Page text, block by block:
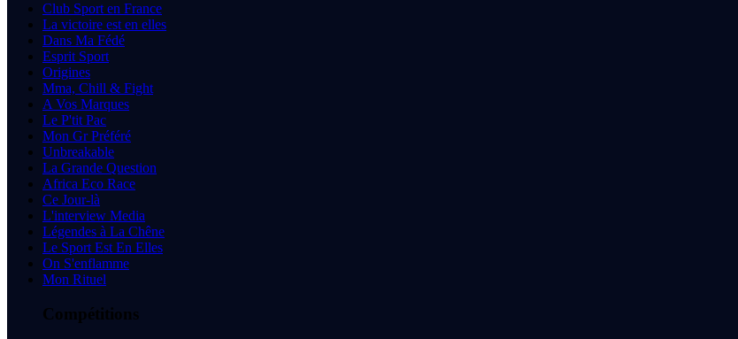
Club Sport en France
La victoire est en elles
Dans Ma Fédé
Esprit Sport
Origines
Mma, Chill & Fight
A Vos Marques
Le P'tit Pac
Mon Gr Préféré
Unbreakable
La Grande Question
Africa Eco Race
Ce Jour-là
L'interview Media
Légendes à La Chêne
Le Sport Est En Elles
On S'enflamme
Mon Rituel
Compétitions